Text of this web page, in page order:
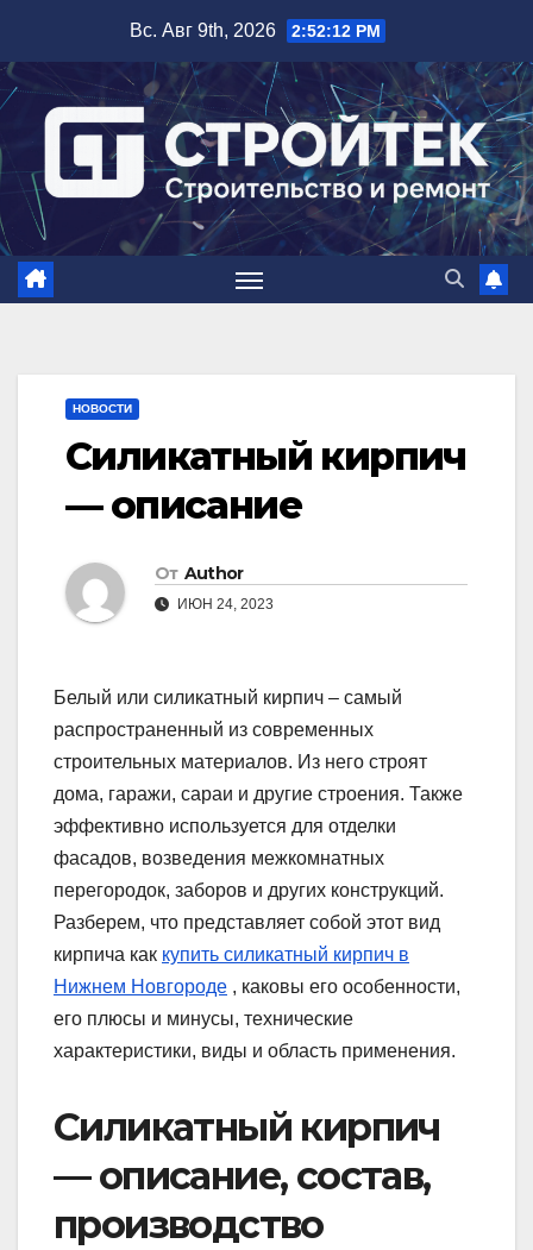
содержимому
Вс. Авг 9th, 2026 2:52:13 PM
НОВОСТИ
Силикатный кирпич
— описание
От Author
ИЮН 24, 2023
Белый или силикатный кирпич – самый
распространенный из современных
строительных материалов. Из него строят
дома, гаражи, сараи и другие строения. Также
эффективно используется для отделки
фасадов, возведения межкомнатных
перегородок, заборов и других конструкций.
Разберем, что представляет собой этот вид
кирпича как купить силикатный кирпич в
Нижнем Новгороде , каковы его особенности,
его плюсы и минусы, технические
характеристики, виды и область применения.
Силикатный кирпич
— описание, состав,
производство